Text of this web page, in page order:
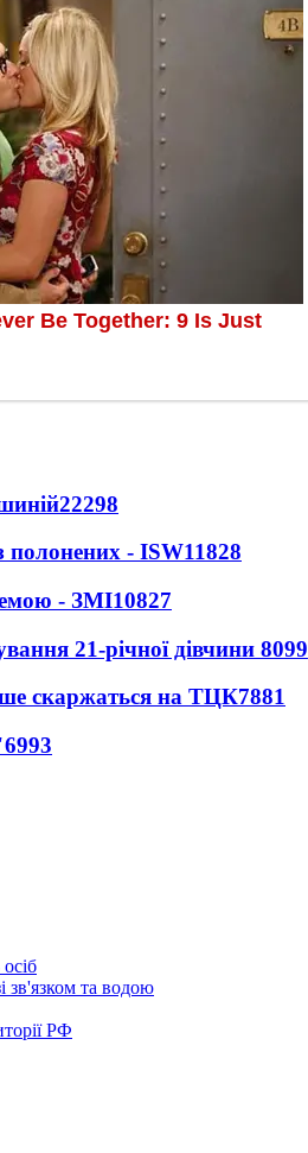
22298
полонених - ISW11828
- ЗМІ10827
21-річної дівчини 8099
скаржаться на ТЦК7881
6993
зв'язком та водою
РФ